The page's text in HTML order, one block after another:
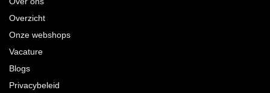
Overzicht
Onze webshops
Vacature
Blogs
Privacybeleid